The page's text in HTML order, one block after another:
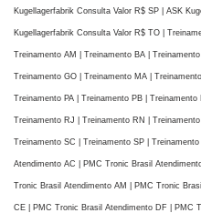
Kugellagerfabrik Consulta Valor R$ SP | ASK
Kugellagerfabrik Consulta Valor R$ TO |
Treinamento AM | Treinamento BA |
Treinamento GO | Treinamento MA |
Treinamento PA | Treinamento PB | Treinamento
Treinamento RJ | Treinamento RN |
Treinamento SC | Treinamento SP |
Atendimento AC | PMC Tronic Brasil
Tronic Brasil Atendimento AM | PMC Tronic
CE | PMC Tronic Brasil Atendimento DF | PMC